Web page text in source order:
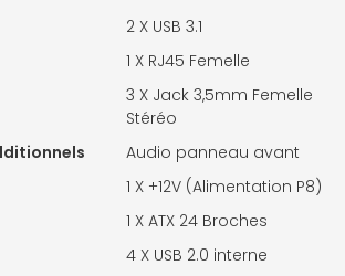
2 X USB 3.1
1 X RJ45 Femelle
3 X Jack 3,5mm Femelle
Stéréo
Audio panneau avant
1 X +12V (Alimentation P8)
1 X ATX 24 Broches
4 X USB 2.0 interne